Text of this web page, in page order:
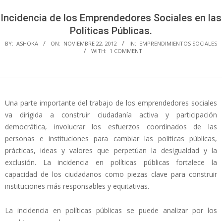
Incidencia de los Emprendedores Sociales en las
Políticas Públicas.
BY: ASHOKA ON: NOVIEMBRE 22, 2012 IN: EMPRENDIMIENTOS SOCIALES
WITH: 1 COMMENT
Una parte importante del trabajo de los emprendedores sociales
va dirigida a construir ciudadanía activa y participación
democrática, involucrar los esfuerzos coordinados de las
personas e instituciones para cambiar las políticas públicas,
prácticas, ideas y valores que perpetúan la desigualdad y la
exclusión. La incidencia en políticas públicas fortalece la
capacidad de los ciudadanos como piezas clave para construir
instituciones más responsables y equitativas.
La incidencia en políticas públicas se puede analizar por los